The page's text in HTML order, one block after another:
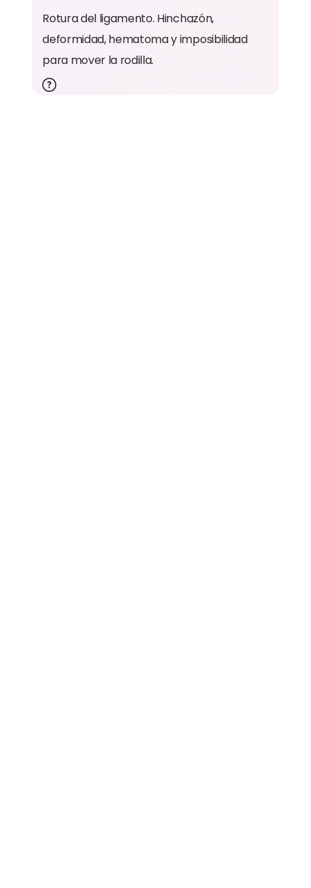
Rotura del ligamento. Hinchazón,
deformidad, hematoma y imposibilidad
para mover la rodilla.